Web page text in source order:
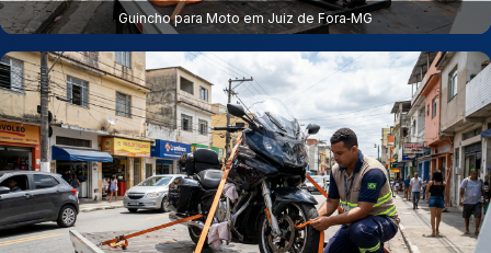
Guincho para Moto em Juiz de Fora‑MG